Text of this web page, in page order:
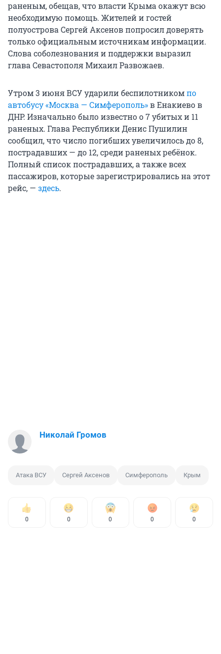
раненым, обещав, что власти Крыма окажут всю
необходимую помощь. Жителей и гостей
полуострова Сергей Аксенов попросил доверять
только официальным источникам информации.
Слова соболезнования и поддержки выразил
глава Севастополя Михаил Развожаев.
Утром 3 июня ВСУ ударили беспилотникомпо
автобусу «Москва — Симферополь»в Енакиево в
ДНР. Изначально было известно о 7 убитых и 11
раненых. Глава Республики Денис Пушилин
сообщил, что число погибших увеличилось до 8,
пострадавших — до 12, среди раненых ребёнок.
Полный список пострадавших, а также всех
пассажиров, которые зарегистрировались на этот
рейс, — здесь.
Николай Громов
Атака ВСУ Сергей Аксенов Симферополь Крым
0 0 0 0 0